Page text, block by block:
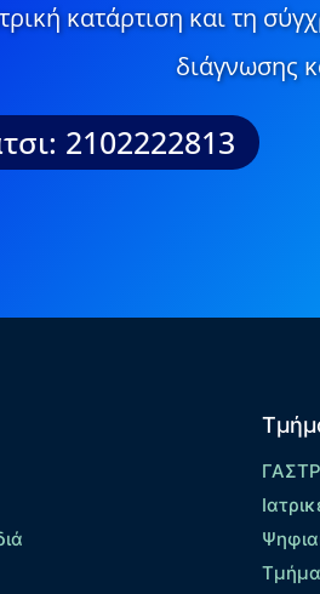
κατάρτιση και τη
διάγνωσης
2102222813